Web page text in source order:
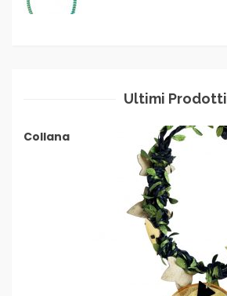
Ultimi Prodotti
Collana